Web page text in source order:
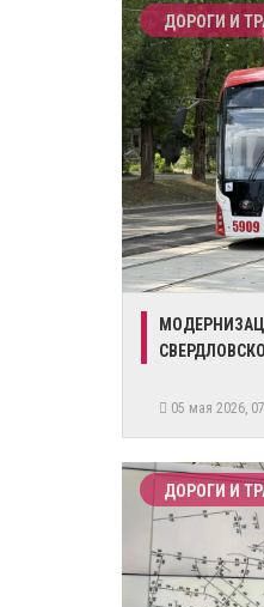
ДОРОГИ И
05 мая 2026,
ДОРОГИ И